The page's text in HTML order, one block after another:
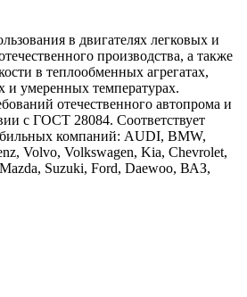
в двигателях легковых и
производства, а также
в теплообменных агрегатах,
умеренных температурах.
отечественного автопрома и
с ГОСТ 28084. Соответствует
компаний: AUDI, BMW,
Volvo, Volkswagen, Kia, Chevrolet,
Suzuki, Ford, Daewoo, ВАЗ,